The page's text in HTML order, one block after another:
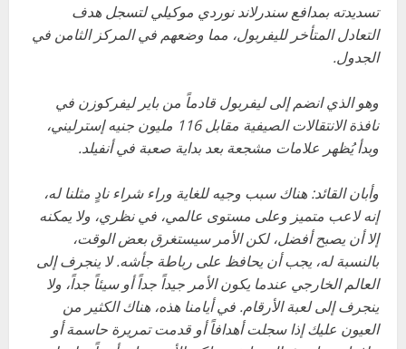
تسديدته بمدافع سندرلاند نوردي موكيلي لتسجل هدف
التعادل المتأخر لليفربول، مما وضعهم في المركز الثامن في
الجدول.
وهو الذي انضم إلى ليفربول قادماً من باير ليفركوزن في
نافذة الانتقالات الصيفية مقابل 116 مليون جنيه إسترليني،
وبدأ يُظهر علامات مشجعة بعد بداية صعبة في أنفيلد.
وأبان القائد: هناك سبب وجيه للغاية وراء شراء نادٍ مثلنا له،
إنه لاعب متميز وعلى مستوى عالمي، في نظري، ولا يمكنه
إلا أن يصبح أفضل، لكن الأمر سيستغرق بعض الوقت،
بالنسبة له، يجب أن يحافظ على رباطة جأشه. لا ينجرف إلى
العالم الخارجي عندما يكون الأمر جيداً جداً أو سيئاً جداً، ولا
ينجرف إلى لعبة الأرقام. في أيامنا هذه، هناك الكثير من
العيون عليك إذا سجلت أهدافاً أو قدمت تمريرة حاسمة أو